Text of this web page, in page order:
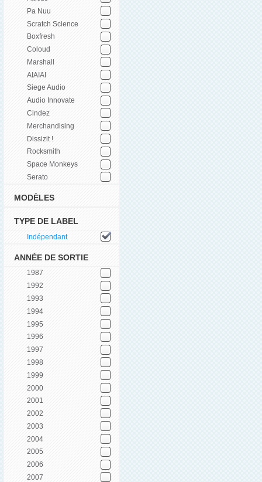
Pa Nuu
Scratch Science
Boxfresh
Coloud
Marshall
AIAIAI
Siege Audio
Audio Innovate
Cindez
Merchandising
Dissizit !
Rocksmith
Space Monkeys
Serato
MODÈLES
TYPE DE LABEL
Indépendant
ANNÉE DE SORTIE
1987
1992
1993
1994
1995
1996
1997
1998
1999
2000
2001
2002
2003
2004
2005
2006
2007